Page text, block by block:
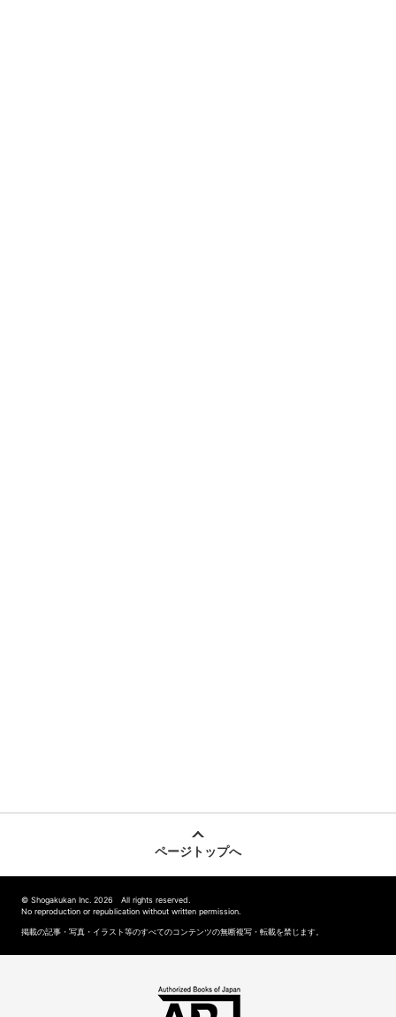
ページトップへ
© Shogakukan Inc. 2026 All rights reserved.
No reproduction or republication without written permission.
掲載の記事・写真・イラスト等のすべてのコンテンツの無断複写・転載を禁じます。